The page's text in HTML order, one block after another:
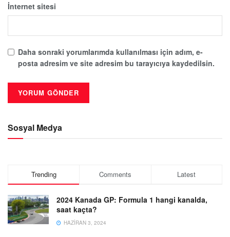
İnternet sitesi
Daha sonraki yorumlarımda kullanılması için adım, e-
posta adresim ve site adresim bu tarayıcıya kaydedilsin.
Sosyal Medya
Trending Comments Latest
2024 Kanada GP: Formula 1 hangi kanalda,
saat kaçta?
HAZIRAN 3, 2024